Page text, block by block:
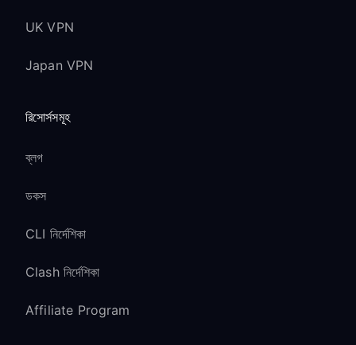
UK VPN
Japan VPN
রিসোর্সসমূহ
ব্লগ
ডকস
CLI নির্দেশিকা
Clash নির্দেশিকা
Affiliate Program